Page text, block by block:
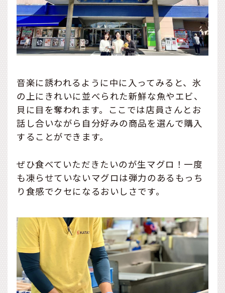
音楽に誘われるように中に入ってみると、氷
の上にきれいに並べられた新鮮な魚やエビ、
貝に目を奪われます。ここでは店員さんとお
話し合いながら自分好みの商品を選んで購入
することができます。
ぜひ食べていただきたいのが生マグロ！一度
も凍らせていないマグロは弾力のあるもっち
り食感でクセになるおいしさです。